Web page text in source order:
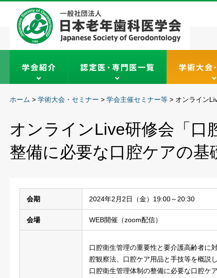
ホーム > 学術大会・セミナー > 学会主催セミナー等 > オンライン
オンラインLive研修会「口
整備に必要な口腔ケアの基
会期 2024年2月2日（金）19:00～20:30
会場 WEB開催（zoom配信）
口腔衛生管理の重要性と要介護高齢者に
腔観察法、口腔ケア用品と手技等を概説
口腔衛生管理体制の整備に必要な口腔ケ